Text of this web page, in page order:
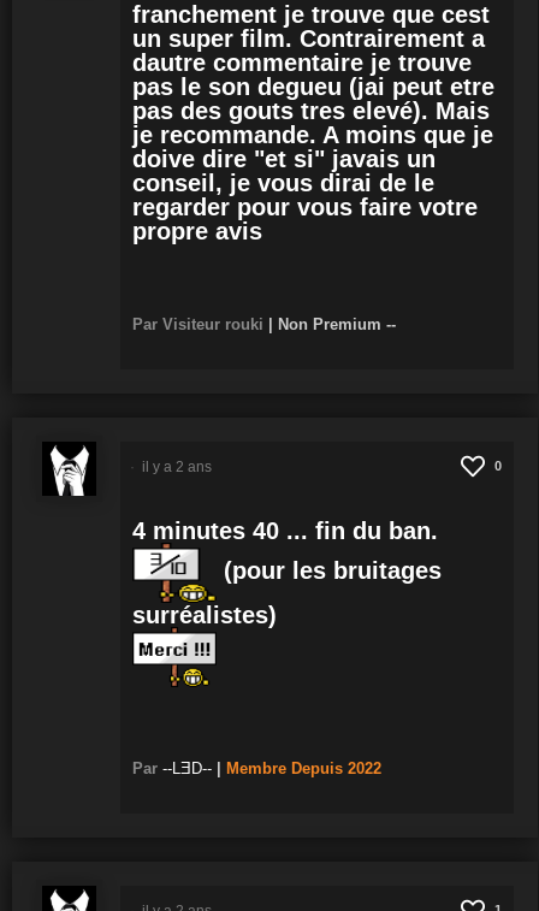
franchement je trouve que cest
un super film. Contrairement a
dautre commentaire je trouve
pas le son degueu (jai peut etre
pas des gouts tres elevé). Mais
je recommande. A moins que je
doive dire "et si" javais un
conseil, je vous dirai de le
regarder pour vous faire votre
propre avis
Par Visiteur rouki Non Premium --
0
4 minutes 40 ... fin du ban.
(pour les bruitages
surréalistes)
Par --LƎD-- Membre Depuis 2022
il y a 2 ans